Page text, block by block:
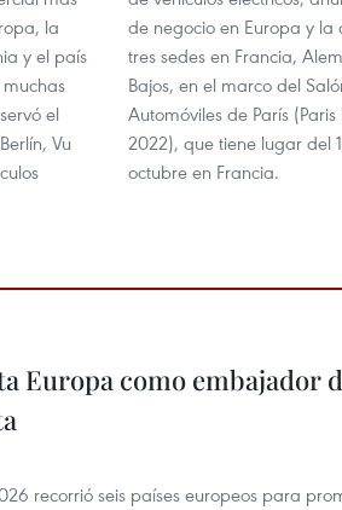
la
y el país
el
Vu
de negocio en Europa y
tres sedes en Francia,
Bajos, en el marco del
Automóviles de París
2022), que tiene lugar del
octubre en Francia.
Europa como embajador
recorrió seis países europeos para